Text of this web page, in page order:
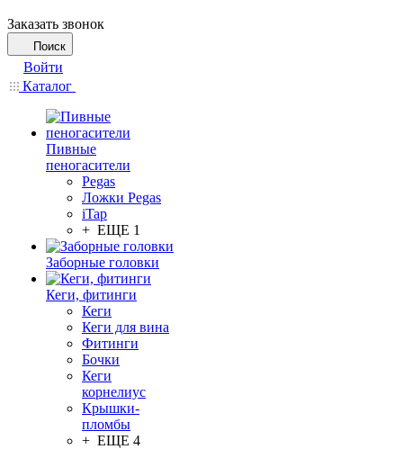
Заказать звонок
Поиск
Войти
Каталог
Пивные
пеногасители
Pegas
Ложки Pegas
iTap
+ ЕЩЕ 1
Заборные головки
Кеги, фитинги
Кеги
Кеги для вина
Фитинги
Бочки
Кеги
корнелиус
Крышки-
пломбы
+ ЕЩЕ 4